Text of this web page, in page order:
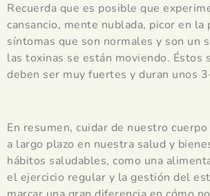
Recuerda que es posible que
cansancio, mente nublada, picor en
síntomas que son normales y son un
las toxinas se están moviendo. Éstos
deben ser muy fuertes y duran unos
En resumen, cuidar de nuestro
a largo plazo en nuestra salud y
hábitos saludables, como una
el ejercicio regular y la gestión del